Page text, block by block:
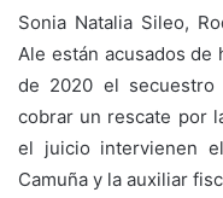
Sonia Natalia Sileo,
Ale están acusados de
de 2020 el
cobrar un rescate por
el juicio intervienen
Camuña y la auxiliar